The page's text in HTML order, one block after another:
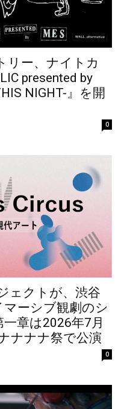
リー、ナイトカ
presented by
NIGHT-』を開
0
ェクトが、渋谷
ーシブ観劇のシ
章は2026年7月
ナナナ祭で公演
0